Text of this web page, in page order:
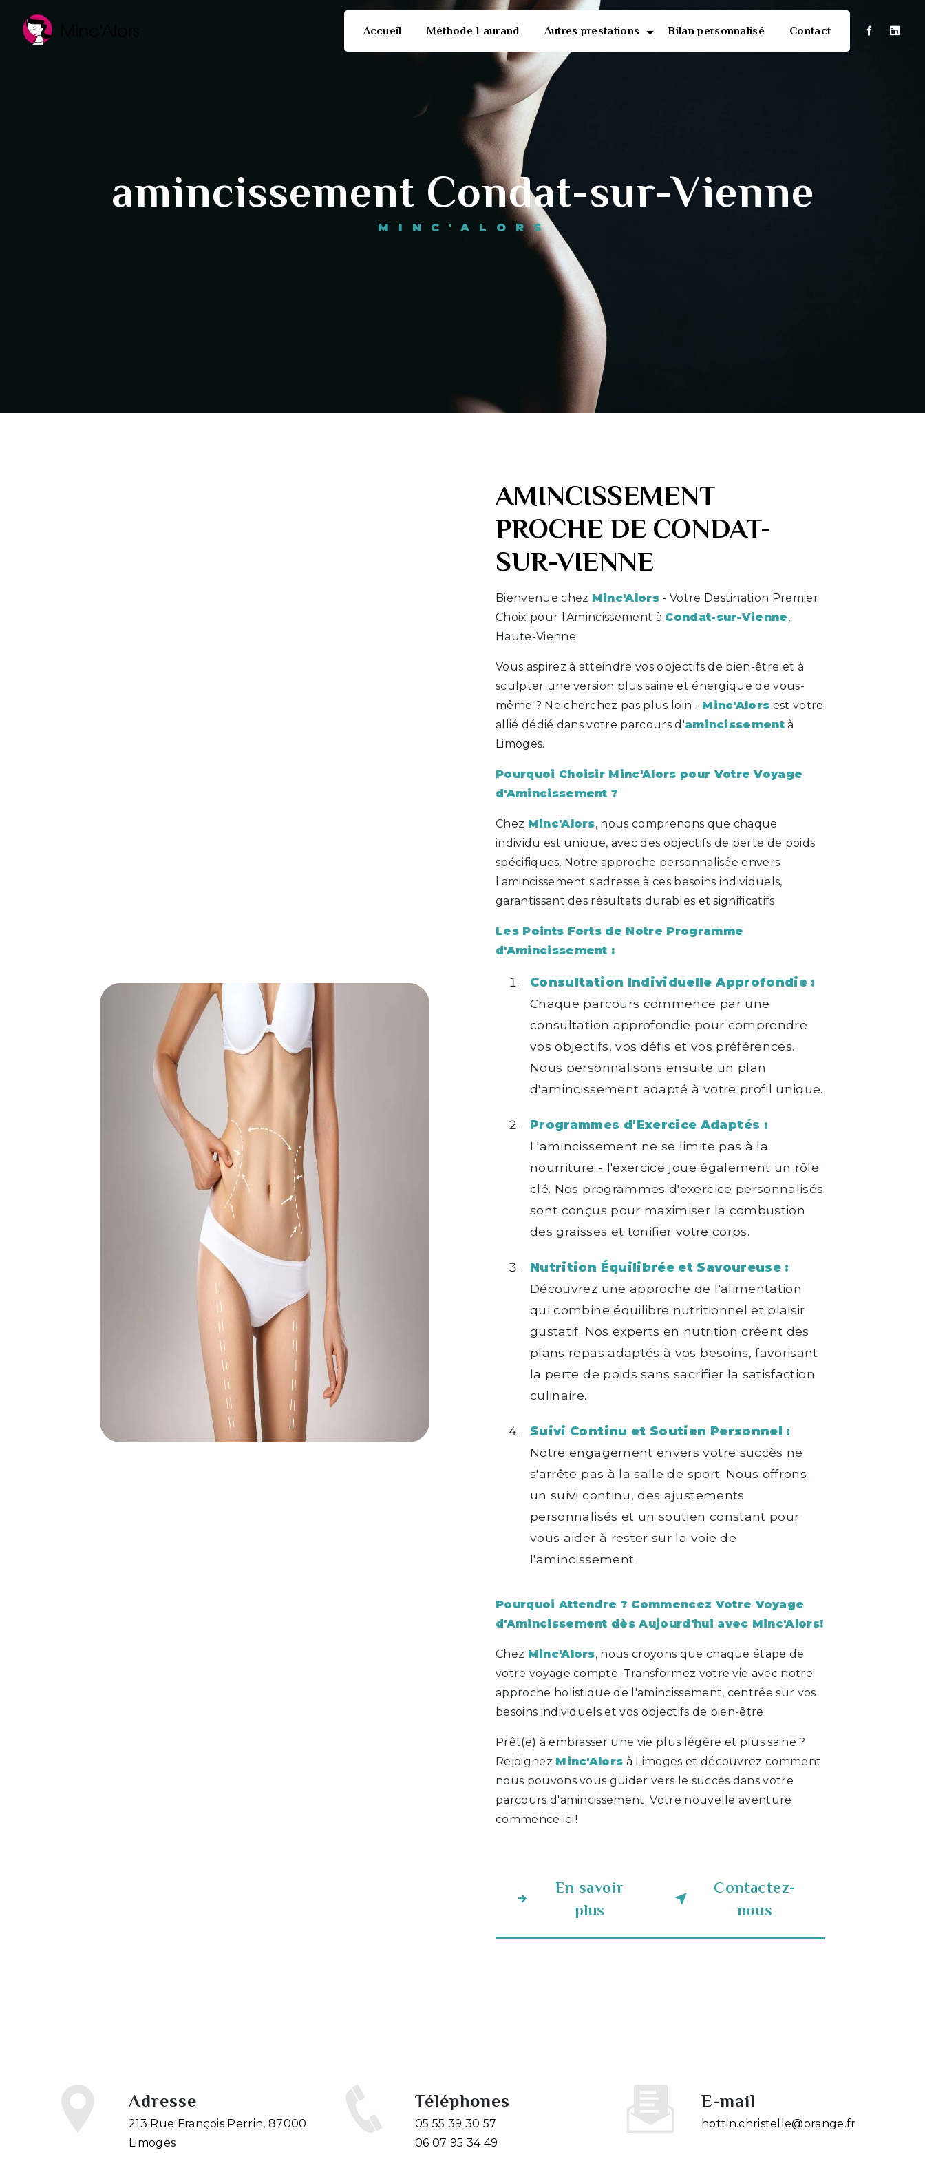
Accueil Méthode Laurand Autres prestations Bilan personnalisé Contact
amincissement Condat-sur-Vienne
MINC'ALORS
AMINCISSEMENT
PROCHE DE CONDAT-
SUR-VIENNE
Bienvenue chez Minc'Alors - Votre Destination Premier
Choix pour l'Amincissement à Condat-sur-Vienne,
Haute-Vienne
Vous aspirez à atteindre vos objectifs de bien-être et à
sculpter une version plus saine et énergique de vous-
même ? Ne cherchez pas plus loin - Minc'Alors est votre
allié dédié dans votre parcours d'amincissement à
Limoges.
Pourquoi Choisir Minc'Alors pour Votre Voyage
d'Amincissement ?
Chez Minc'Alors, nous comprenons que chaque
individu est unique, avec des objectifs de perte de poids
spécifiques. Notre approche personnalisée envers
l'amincissement s'adresse à ces besoins individuels,
garantissant des résultats durables et significatifs.
Les Points Forts de Notre Programme
d'Amincissement :
Consultation Individuelle Approfondie :
Chaque parcours commence par une
consultation approfondie pour comprendre
vos objectifs, vos défis et vos préférences.
Nous personnalisons ensuite un plan
d'amincissement adapté à votre profil unique.
Programmes d'Exercice Adaptés :
L'amincissement ne se limite pas à la
nourriture - l'exercice joue également un rôle
clé. Nos programmes d'exercice personnalisés
sont conçus pour maximiser la combustion
des graisses et tonifier votre corps.
Nutrition Équilibrée et Savoureuse :
Découvrez une approche de l'alimentation
qui combine équilibre nutritionnel et plaisir
gustatif. Nos experts en nutrition créent des
plans repas adaptés à vos besoins, favorisant
la perte de poids sans sacrifier la satisfaction
culinaire.
Suivi Continu et Soutien Personnel :
Notre engagement envers votre succès ne
s'arrête pas à la salle de sport. Nous offrons
un suivi continu, des ajustements
personnalisés et un soutien constant pour
vous aider à rester sur la voie de
l'amincissement.
Pourquoi Attendre ? Commencez Votre Voyage
d'Amincissement dès Aujourd'hui avec Minc'Alors!
Chez Minc'Alors, nous croyons que chaque étape de
votre voyage compte. Transformez votre vie avec notre
approche holistique de l'amincissement, centrée sur vos
besoins individuels et vos objectifs de bien-être.
Prêt(e) à embrasser une vie plus légère et plus saine ?
Rejoignez Minc'Alors à Limoges et découvrez comment
nous pouvons vous guider vers le succès dans votre
parcours d'amincissement. Votre nouvelle aventure
commence ici !
En savoir
plus
Contactez-
nous
Adresse
213 Rue François Perrin, 87000
Limoges
Téléphones
05 55 39 30 57
06 07 95 34 49
E-mail
hottin.christelle@orange.fr